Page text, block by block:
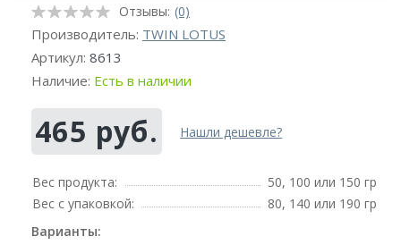
Отзывы: (0)
Производитель: TWIN LOTUS
Артикул: 8613
Наличие: Есть в наличии
465 руб. Нашли дешевле?
Вес продукта:
50, 100 или 150 гр
Вес с упаковкой:
80, 140 или 190 гр
Варианты: